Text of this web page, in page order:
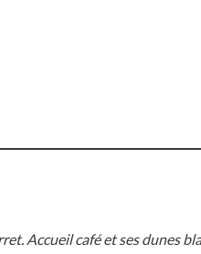
Accueil café et ses dunes